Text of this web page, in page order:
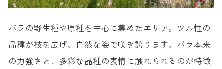
バラの野生種や原種を中心に集めたエリア。ツル性の
品種が枝を広げ、自然な姿で咲き誇ります。バラ本来
の力強さと、多彩な品種の表情に触れられるのが特徴